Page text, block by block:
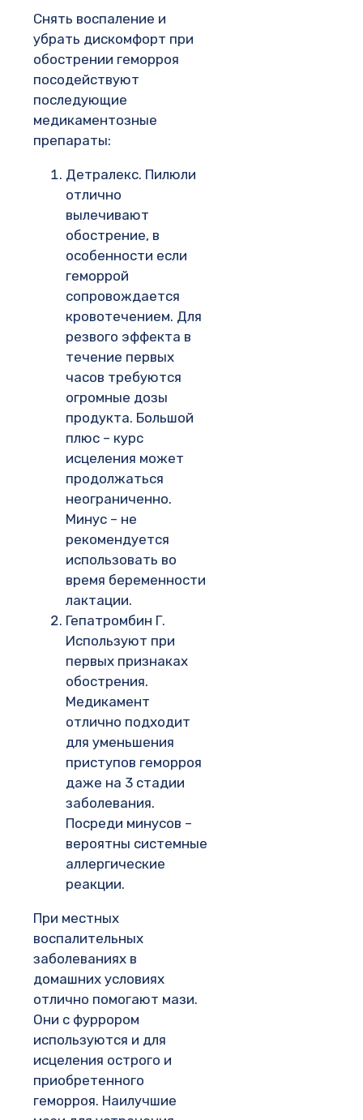
Снять воспаление и
убрать дискомфорт при
обострении геморроя
посодействуют
последующие
медикаментозные
препараты:
Детралекс. Пилюли
отлично
вылечивают
обострение, в
особенности если
геморрой
сопровождается
кровотечением. Для
резвого эффекта в
течение первых
часов требуются
огромные дозы
продукта. Большой
плюс – курс
исцеления может
продолжаться
неограниченно.
Минус – не
рекомендуется
использовать во
время беременности
лактации.
Гепатромбин Г.
Используют при
первых признаках
обострения.
Медикамент
отлично подходит
для уменьшения
приступов геморроя
даже на 3 стадии
заболевания.
Посреди минусов –
вероятны системные
аллергические
реакции.
При местных
воспалительных
заболеваниях в
домашних условиях
отлично помогают мази.
Они с фуррором
используются и для
исцеления острого и
приобретенного
геморроя. Наилучшие